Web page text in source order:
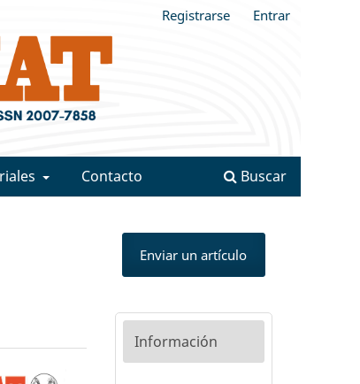
Contacto Buscar
Registrarse Entrar
Enviar un artículo
Información